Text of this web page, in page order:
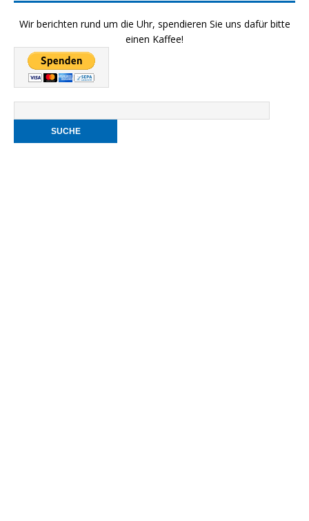
Wir berichten rund um die Uhr, spendieren Sie uns dafür bitte
einen Kaffee!